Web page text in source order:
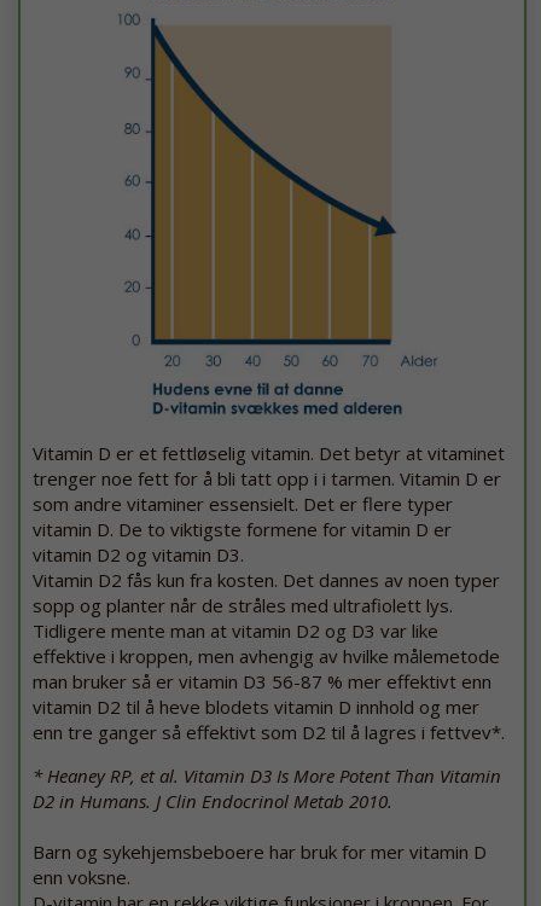
Vitamin D er et fettløselig vitamin. Det betyr at vitaminet
trenger noe fett for å bli tatt opp i i tarmen. Vitamin D er
som andre vitaminer essensielt. Det er flere typer
vitamin D. De to viktigste formene for vitamin D er
vitamin D2 og vitamin D3.
Vitamin D2 fås kun fra kosten. Det dannes av noen typer
sopp og planter når de stråles med ultrafiolett lys.
Tidligere mente man at vitamin D2 og D3 var like
effektive i kroppen, men avhengig av hvilke målemetode
man bruker så er vitamin D3 56-87 % mer effektivt enn
vitamin D2 til å heve blodets vitamin D innhold og mer
enn tre ganger så effektivt som D2 til å lagres i fettvev*.
* Heaney RP, et al. Vitamin D3 Is More Potent Than Vitamin
D2 in Humans. J Clin Endocrinol Metab 2010.
Barn og sykehjemsbeboere har bruk for mer vitamin D
enn voksne.